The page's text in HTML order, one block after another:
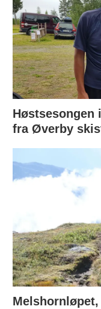
Høstsesongen
fra Øverby